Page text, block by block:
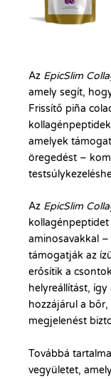
Az EpicSlim
amely segít,
Frissítő piña
amelyek
öregedést –
Az EpicSlim
aminosavakkal
támogatják az
erősítik a
helyreállítást,
hozzájárul a
megjelenést
Továbbá
vegyületet,